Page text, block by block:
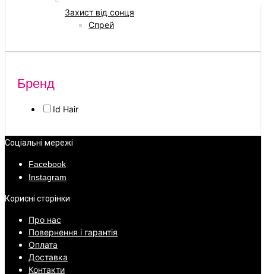
Захист від сонця
Спрей
Бренд
Id Hair
Соціальні мережі
Facebook
Instagram
Корисні сторінки
Про нас
Повернення і гарантія
Оплата
Доставка
Контакти